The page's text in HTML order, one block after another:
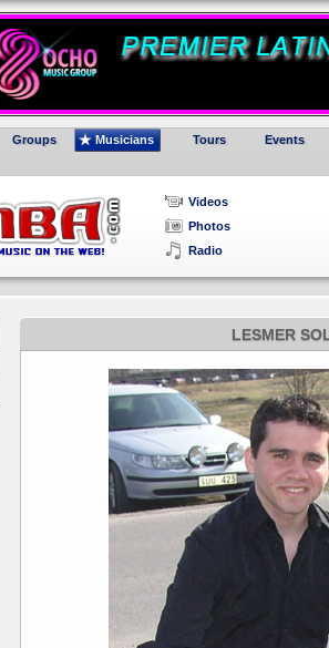
Groups Musicians Tours Events
Videos
Photos
Radio
LESMER